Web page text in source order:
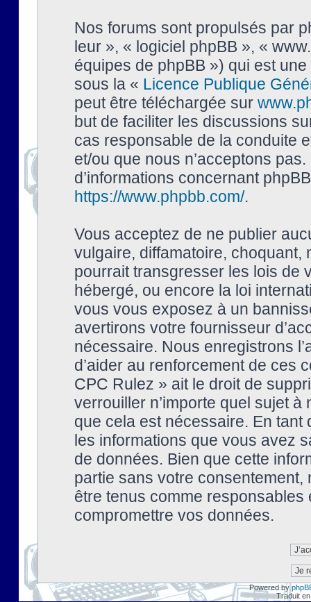
Nos forums sont propulsés par
leur », « logiciel phpBB », «
équipes de phpBB ») qui est
sous la « Licence Publique
peut être téléchargée sur
but de faciliter les discussions
cas responsable de la conduite
et/ou que nous n’acceptons
d’informations concernant
https://www.phpbb.com/.
Vous acceptez de ne publier
vulgaire, diffamatoire, choquant,
pourrait transgresser les lois de
hébergé, ou encore la loi
vous vous exposez à un
avertirons votre fournisseur
nécessaire. Nous enregistrons
d’aider au renforcement de ces
CPC Rulez » ait le droit de
verrouiller n’importe quel sujet à
que cela est nécessaire. En tant
les informations que vous avez
de données. Bien que cette
partie sans votre
être tenus comme
compromettre vos données.
Powered by
Traduit